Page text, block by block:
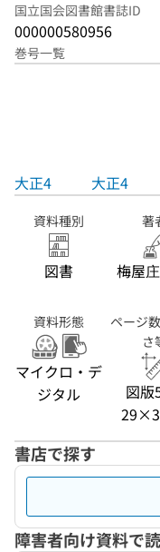
国立国会図書館書誌ID
000000580956
巻号一覧
大正4 大正4
資料種別
図書
著
梅屋
資料形態
マイクロ・デ
ジタル
ページ
さ
図版
書店で探す
障害者向け資料で